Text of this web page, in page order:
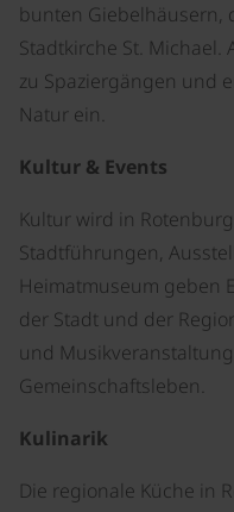
bunten Giebelhäusern,
Stadtkirche St. Michael.
zu Spaziergängen und
Natur ein.
Kultur & Events
Kultur wird in
Stadtführungen,
Heimatmuseum geben
der Stadt und der
und
Gemeinschaftsleben.
Kulinarik
Die regionale Küche in